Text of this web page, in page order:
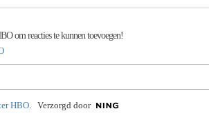
om reacties te kunnen toevoegen!
HBO. Verzorgd door